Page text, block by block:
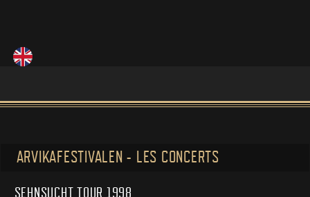
ARVIKAFESTIVALEN - LES CONCERTS
SEHNSUCHT TOUR 1998